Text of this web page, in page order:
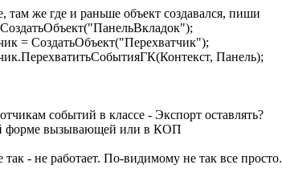
там же где и раньше объект создавался, пиши
= СоздатьОбъект("Перехватчик");
Панель);
событий в классе - Экспорт оставлять?
форме вызывающей или в КОП
так - не работает. По-видимому не так все просто.